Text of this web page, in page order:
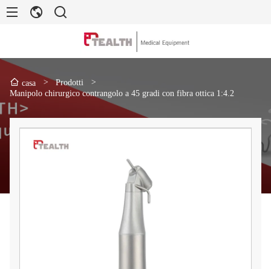
casa > Prodotti
>
Manipolo chirurgico contrangolo a 45 gradi con fibra ottica 1:4.2